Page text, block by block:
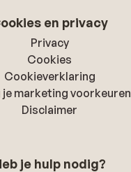
en privacy
Privacy
Cookies
Cookieverklaring
je marketing voorkeuren
Disclaimer
je hulp nodig?